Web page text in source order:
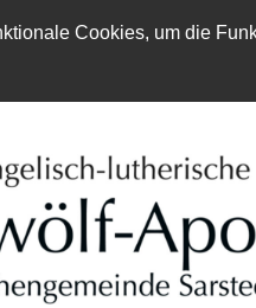
Cookies, um die